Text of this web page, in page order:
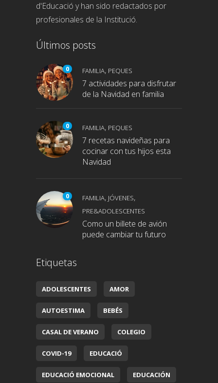
d'Educació y han sido redactados por
profesionales de la Institució.
Últimos posts
0 FAMILIA, PEQUES
7 actividades para disfrutar
de la Navidad en familia
0 FAMILIA, PEQUES
7 recetas navideñas para
cocinar con tus hijos esta
Navidad
0 FAMILIA, JÓVENES,
PRE&ADOLESCENTES
Como un billete de avión
puede cambiar tu futuro
Etiquetas
ADOLESCENTES AMOR
AUTOESTIMA BEBÉS
CASAL DE VERANO COLEGIO
COVID-19 EDUCACIÓ
EDUCACIÓ EMOCIONAL EDUCACIÓN